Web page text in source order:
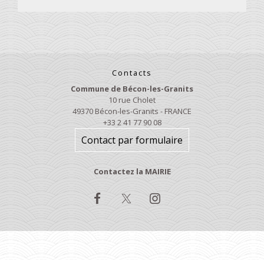
Contacts
Commune de Bécon-les-Granits
10 rue Cholet
49370 Bécon-les-Granits - FRANCE
+33 2 41 77 90 08
Contact par formulaire
Contactez la MAIRIE